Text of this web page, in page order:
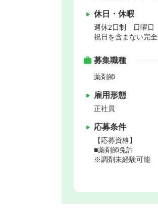
休日・休暇
週休2日制 日曜
祝日を含まない完
募集職種
薬剤師
雇用形態
正社員
応募条件
【応募資格】
■薬剤師免許
※調剤未経験可能